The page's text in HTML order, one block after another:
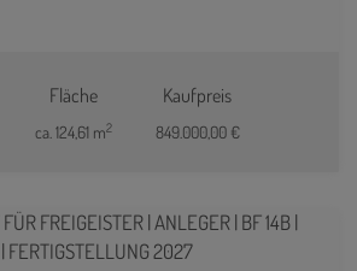
Fläche
ca. 124,61 m2
Kaufpreis
849.000,00 €